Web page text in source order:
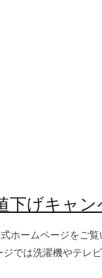
下げキャン
ホームページをご
では洗濯機やテレ